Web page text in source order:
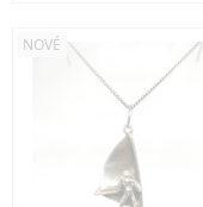
NOVÉ